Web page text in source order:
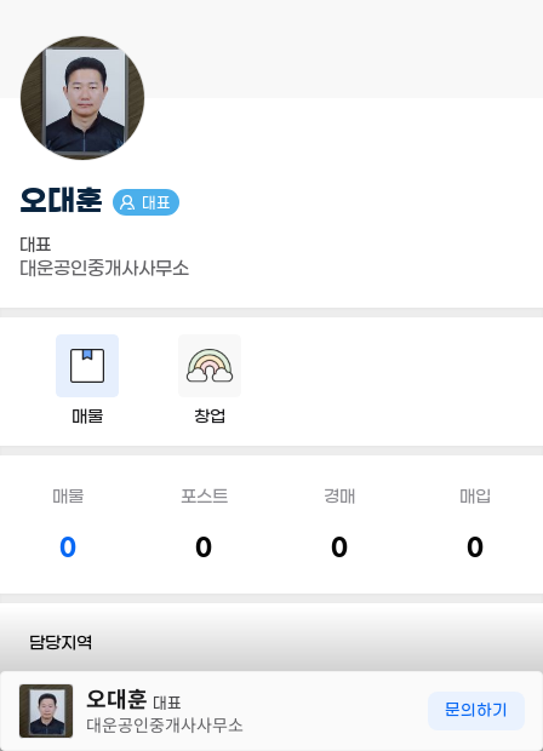
오대훈 대표
대표
대운공인중개사사무소
매물 창업
매물
0
포스트
0
경매
0
매입
0
담당지역
전화 오대훈 대표
대운공인중개사사무소
문의하기